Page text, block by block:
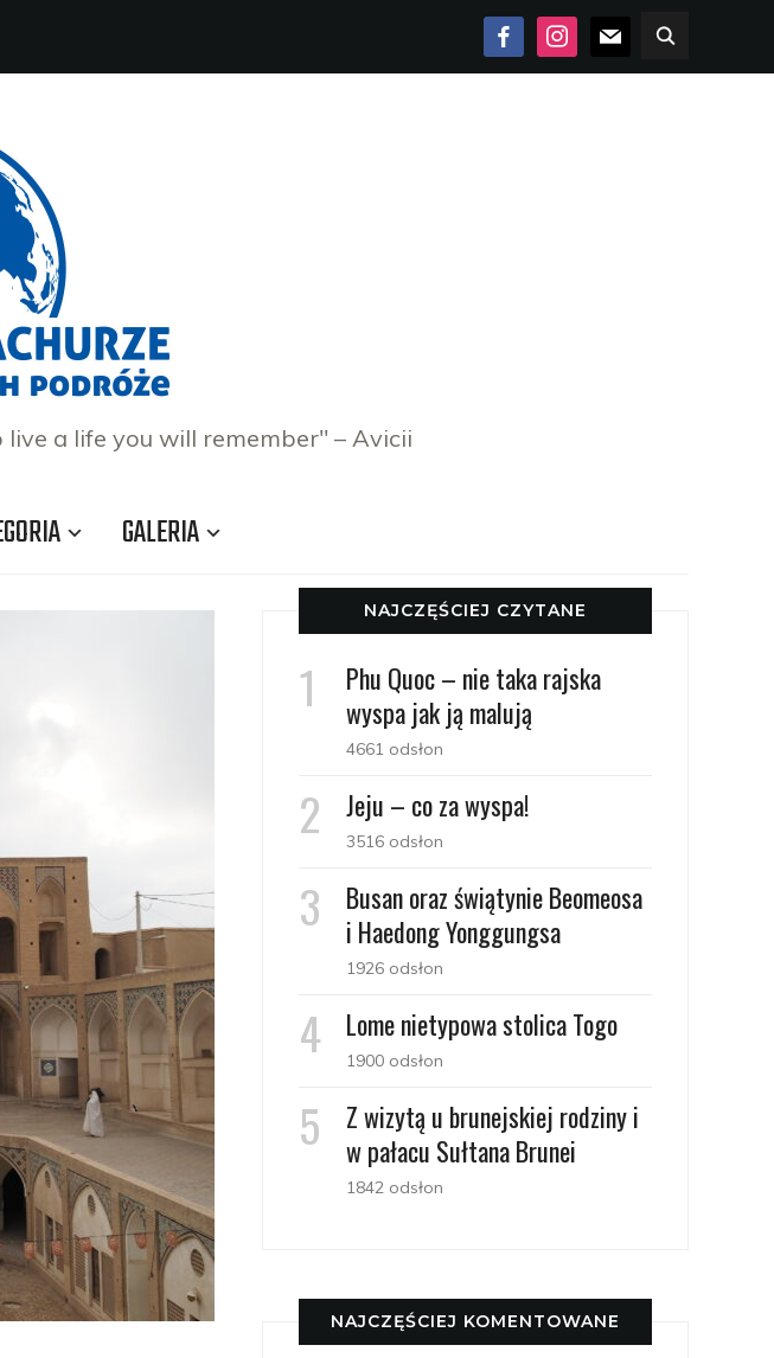
FACEBOOKINSTAGRAM
MAIL
a life you will remember" – Avicii
GALERIA
NAJCZĘŚCIEJ CZYTANE
Phu Quoc – nie taka rajska
wyspa jak ją malują
4661 odsłon
Jeju – co za wyspa!
3516 odsłon
Busan oraz świątynie Beomeosa
i Haedong Yonggungsa
1926 odsłon
Lome nietypowa stolica Togo
1900 odsłon
Z wizytą u brunejskiej rodziny i
w pałacu Sułtana Brunei
1842 odsłon
NAJCZĘŚCIEJ KOMENTOWANE